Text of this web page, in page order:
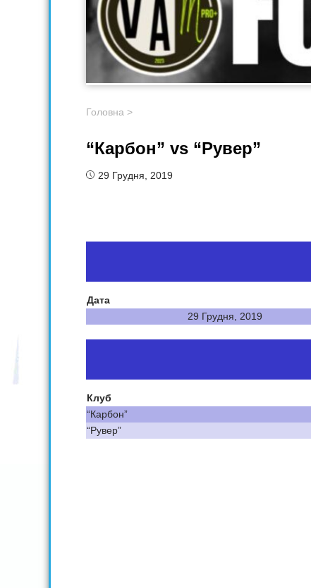
Головна >
“Карбон” vs “Рувер”
29 Грудня, 2019
Дата
29 Грудня, 2019
Клуб
“Карбон”
“Рувер”